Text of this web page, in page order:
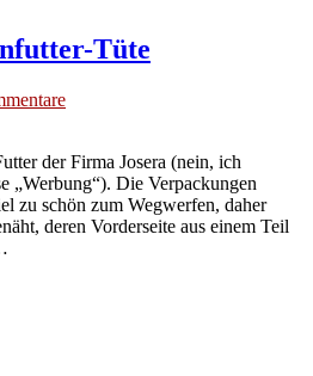
Tüte
der Firma Josera (nein, ich
„Werbung“). Die Verpackungen
zu schön zum Wegwerfen, daher
deren Vorderseite aus einem Teil